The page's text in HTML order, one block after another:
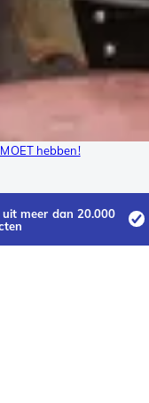
hebben!
uit meer dan 20.000